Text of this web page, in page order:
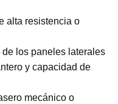
alta resistencia o
los paneles laterales
y capacidad de
mecánico o